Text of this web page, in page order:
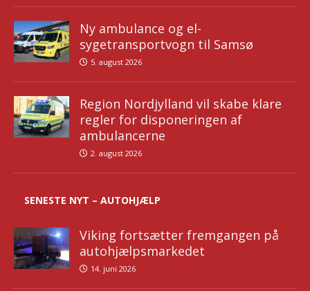
Ny ambulance og el-
sygetransportvogn til Samsø
5. august 2026
Region Nordjylland vil skabe klare
regler for disponeringen af
ambulancerne
2. august 2026
SENESTE NYT – AUTOHJÆLP
Viking fortsætter fremgangen på
autohjælpsmarkedet
14. juni 2026